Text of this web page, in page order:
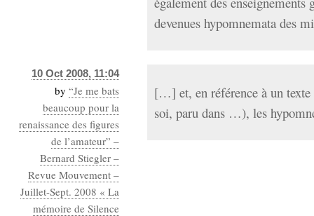
devenues hypomnemata des
10 Oct 2008, 11:04
by “Je me bats
beaucoup pour la
renaissance des figures
de l’amateur” –
Bernard Stiegler –
Revue Mouvement –
Juillet-Sept. 2008 « La
mémoire de Silence
[…] et, en référence à un
soi, paru dans …), les